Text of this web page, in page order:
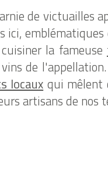
de victuailles
ici, emblématiques
la fameuse
de
locaux qui mêlent
artisans de nos